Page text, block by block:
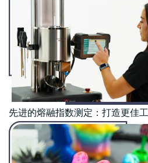
先进的熔融指数测定：打造更佳